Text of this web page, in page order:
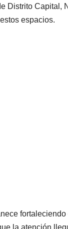
Distrito Capital,
espacios.
fortaleciendo
la atención